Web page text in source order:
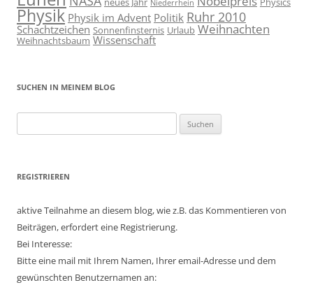
Niederrhein
Physik Physik im Advent Politik Ruhr 2010
Schachtzeichen Sonnenfinsternis Urlaub Weihnachten
Weihnachtsbaum Wissenschaft
SUCHEN IN MEINEM BLOG
nach:
REGISTRIEREN
aktive Teilnahme an diesem blog, wie z.B. das Kommentieren von
Beiträgen, erfordert eine Registrierung.
Bei Interesse:
Bitte eine mail mit Ihrem Namen, Ihrer email-Adresse und dem
gewünschten Benutzernamen an: